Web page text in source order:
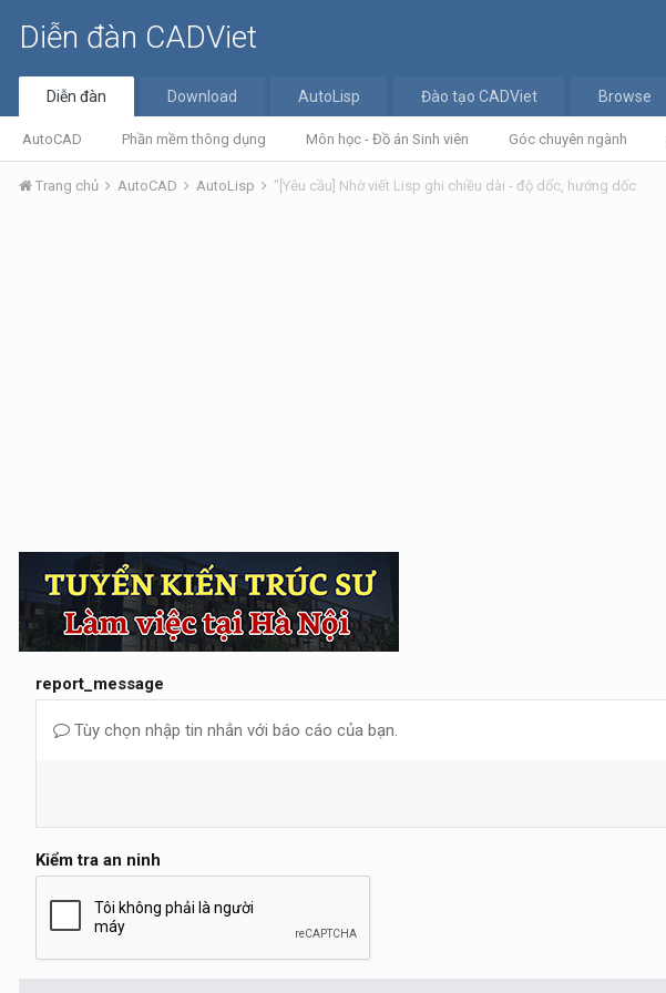
Diễn đàn CADViet
Diễn đàn
AutoCAD Phần mềm thông dụng Môn học - Đồ án Sinh viên Góc chuyên ngành
Download AutoLisp Đào tạo CADViet Browse
Trang chủ AutoCAD AutoLisp "[Yêu cầu] Nhờ viết Lisp ghi chiều dài - độ dốc, hướng dốc
report_message
Tùy chọn nhập tin nhắn với báo cáo của bạn.
Kiểm tra an ninh